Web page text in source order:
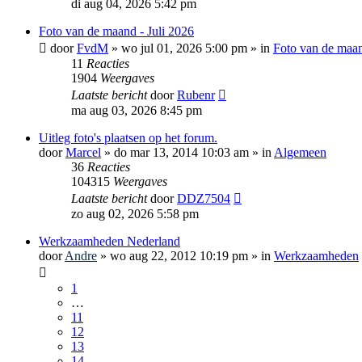
di aug 04, 2026 5:42 pm
Foto van de maand - Juli 2026
doorFvdM » wo jul 01, 2026 5:00 pm » in Foto van de
11 Reacties
1904 Weergaves
Laatste berichtdoorRubenr
ma aug 03, 2026 8:45 pm
Uitleg foto's plaatsen op het forum.
doorMarcel » do mar 13, 2014 10:03 am » in Algemeen
36 Reacties
104315 Weergaves
Laatste berichtdoorDDZ7504
zo aug 02, 2026 5:58 pm
Werkzaamheden Nederland
doorAndre » wo aug 22, 2012 10:19 pm » in Werkzaamheden
1
…
11
12
13